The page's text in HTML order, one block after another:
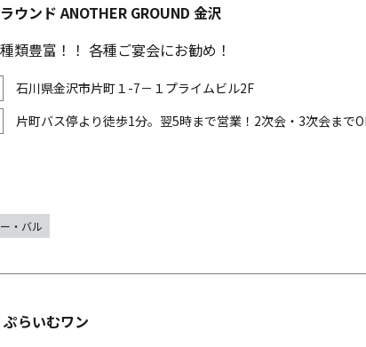
ウンド ANOTHER GROUND 金沢
類豊富！！ 各種ご宴会にお勧め！
石川県金沢市片町１-7－１プライムビル2F
片町バス停より徒歩1分。翌5時まで営業！2次会・3次会ま
・バル
らいむワン